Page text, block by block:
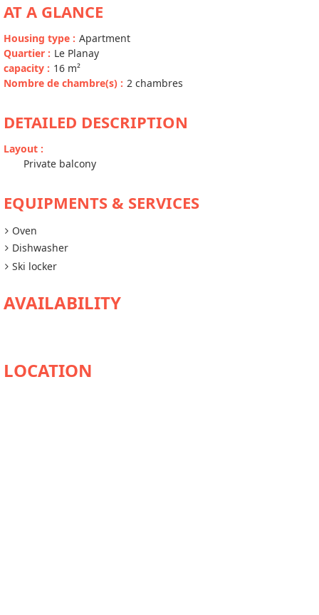
AT A GLANCE
Housing type : Apartment
Quartier : Le Planay
capacity : 16 m²
Nombre de chambre(s) : 2 chambres
DETAILED DESCRIPTION
Layout :
Private balcony
EQUIPMENTS & SERVICES
Oven
Dishwasher
Ski locker
AVAILABILITY